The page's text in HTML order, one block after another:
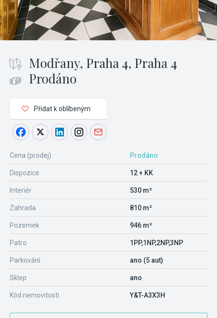
Modřany, Praha 4, Praha 4
Prodáno
Přidat k oblíbeným
Cena (prodej) Prodáno
Dispozice 12 + KK
Interiér 530 m²
Zahrada 810 m²
Pozemek 946 m²
Patro 1PP,1NP,2NP,3NP
Parkování ano (5 aut)
Sklep ano
Kód nemovitosti Y&T-A3X3H